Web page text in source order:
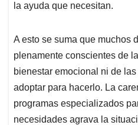
la ayuda que necesitan.
A esto se suma que muchos
plenamente conscientes de
bienestar emocional ni de
adoptar para hacerlo. La
programas especializados
necesidades agrava la